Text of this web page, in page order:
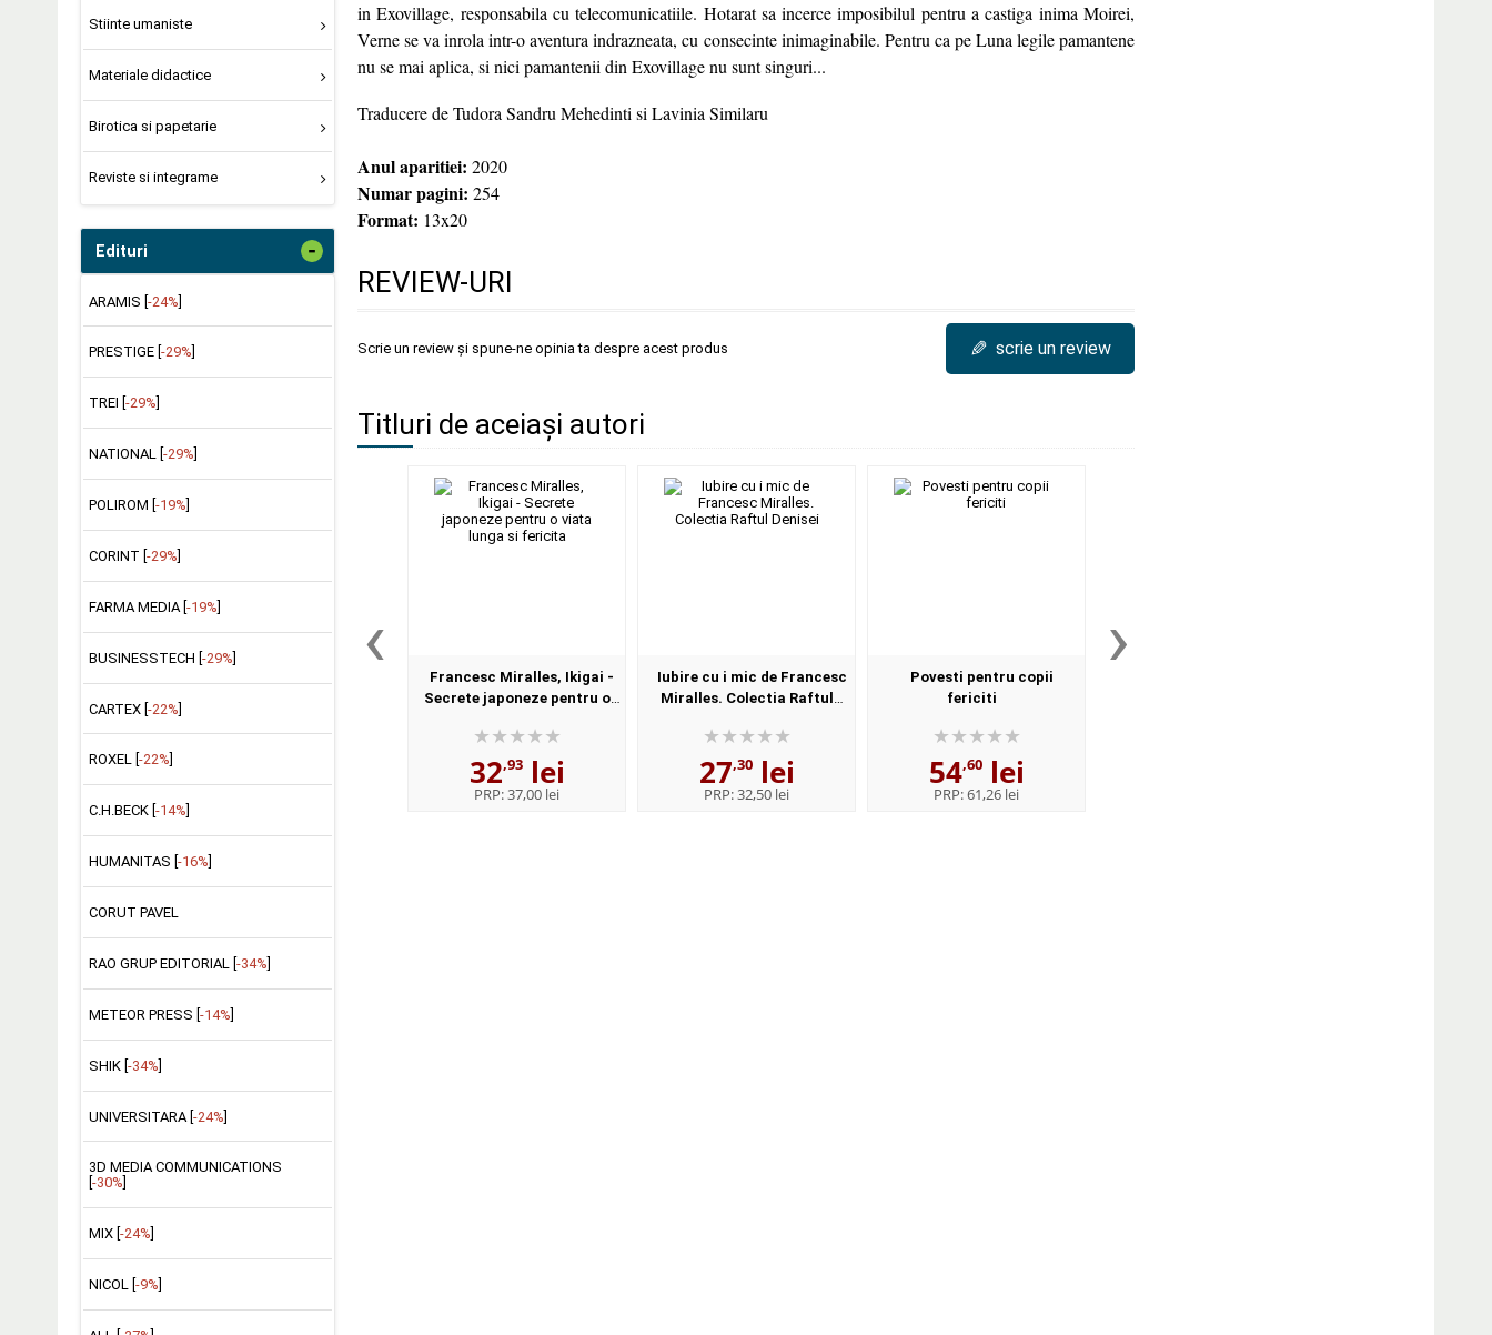
Stiinte umaniste
Materiale didactice
Birotica si papetarie
Reviste si integrame
Edituri -
ARAMIS [-24%]
PRESTIGE [ -29%
TREI [ -29%
NATIONAL [ -29%
POLIROM [ -19%
CORINT [ -29%
FARMA MEDIA [ -19%
BUSINESSTECH [-29%]
CARTEX [-22%]
ROXEL [ -22%
C.H.BECK [ -14%
HUMANITAS [ -16%
CORUT PAVEL
RAO GRUP EDITORIAL [ -34%
METEOR PRESS [ -14%
SHIK [-34%]
UNIVERSITARA [-24%]
3D MEDIA COMMUNICATIONS
-30%
MIX [ -24%
NICOL [ -9%
in Exovillage, responsabila cu telecomunicatiile. Hotarat sa incerce imposibilul pentru a castiga inima Moirei,
Verne se va inrola intr-o aventura indrazneata, cu consecinte inimaginabile. Pentru ca pe Luna legile pamantene
nu se mai aplica, si nici pamantenii din Exovillage nu sunt singuri...
Traducere de Tudora Sandru Mehedinti si Lavinia Similaru
Anul aparitiei: 2020
Numar pagini: 254
Format: 13x20
REVIEW-URI
Scrie un review și spune-ne opinia ta despre acest produs ✎ scrie un review
Titluri de aceiași autori
‹
Francesc Miralles, Ikigai -
Secrete japoneze pentru o
32,93lei
PRP:37,00 lei
Iubire cu i mic de Francesc
Miralles. Colectia Raftul
27,30lei
PRP:32,50 lei
Povesti pentru copii
fericiti
54,60lei
PRP:61,26 lei
›